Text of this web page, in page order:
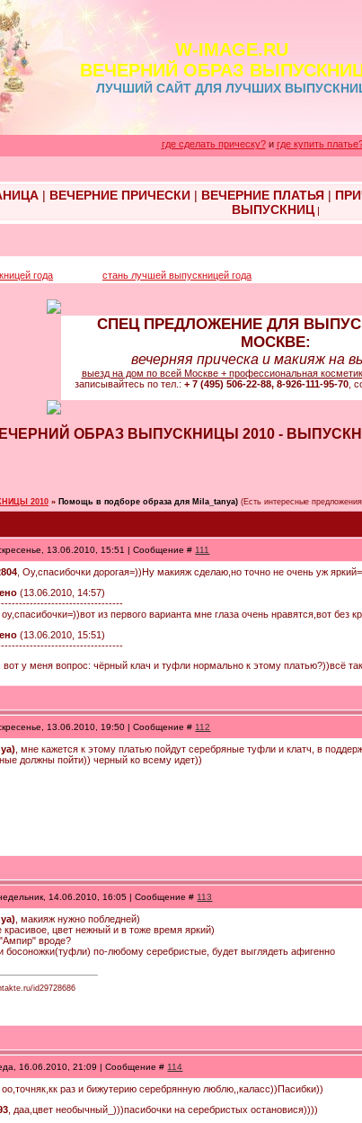
W-IMAGE.RU
ВЕЧЕРНИЙ ОБРАЗ
ЛУЧШИЙ САЙТ ДЛЯ ЛУЧШИХ
где сделать прическу?и где купить
| ВЕЧЕРНИЕ ПРИЧЕСКИ| ВЕЧЕРНИЕ ПЛАТЬЯ|
ВЫПУСКНИЦ |
года стань лучшей выпускницей года
СПЕЦ ПРЕДЛОЖЕНИЕ ДЛЯ
МОСКВЕ:
вечерняя прическа и макияж на
выезд на дом по всей Москве + профессиональная
записывайтесь по тел.: + 7 (495) 506-22-88, 8-926-111-95-70 ,
ВЕЧЕРНИЙ ОБРАЗ ВЫПУСКНИЦЫ 2010 -
2010 » Помощь в подборе образа для Mila_tanya) (Есть интересные
13.06.2010, 15:51 | Сообщение #111
, Оу,спасибочки дорогая=))Ну макияж сделаю,но точно не очень уж
(13.06.2010, 14:57)
, оу,спасибочки=))вот из первого варианта мне глаза очень нравятся,вот
(13.06.2010, 15:51)
вот у меня вопрос: чёрный клач и туфли нормально к этому платью?))всё
13.06.2010, 19:50 | Сообщение #112
, мне кажется к этому платью пойдут серебряные туфли и клатч, в
должны пойти)) черный ко всему идет))
14.06.2010, 16:05 | Сообщение #113
, макияж нужно побледней)
красивое, цвет нежный и в тоже время яркий)
вроде?
босоножки(туфли) по-любому серебристые, будет выглядеть афигенно
id29728686
16.06.2010, 21:09 | Сообщение #114
оо,точняк,кк раз и бижутерию серебрянную люблю,,каласс))Пасибки))
, даа,цвет необычный_)))пасибочки на серебристых остановися))))